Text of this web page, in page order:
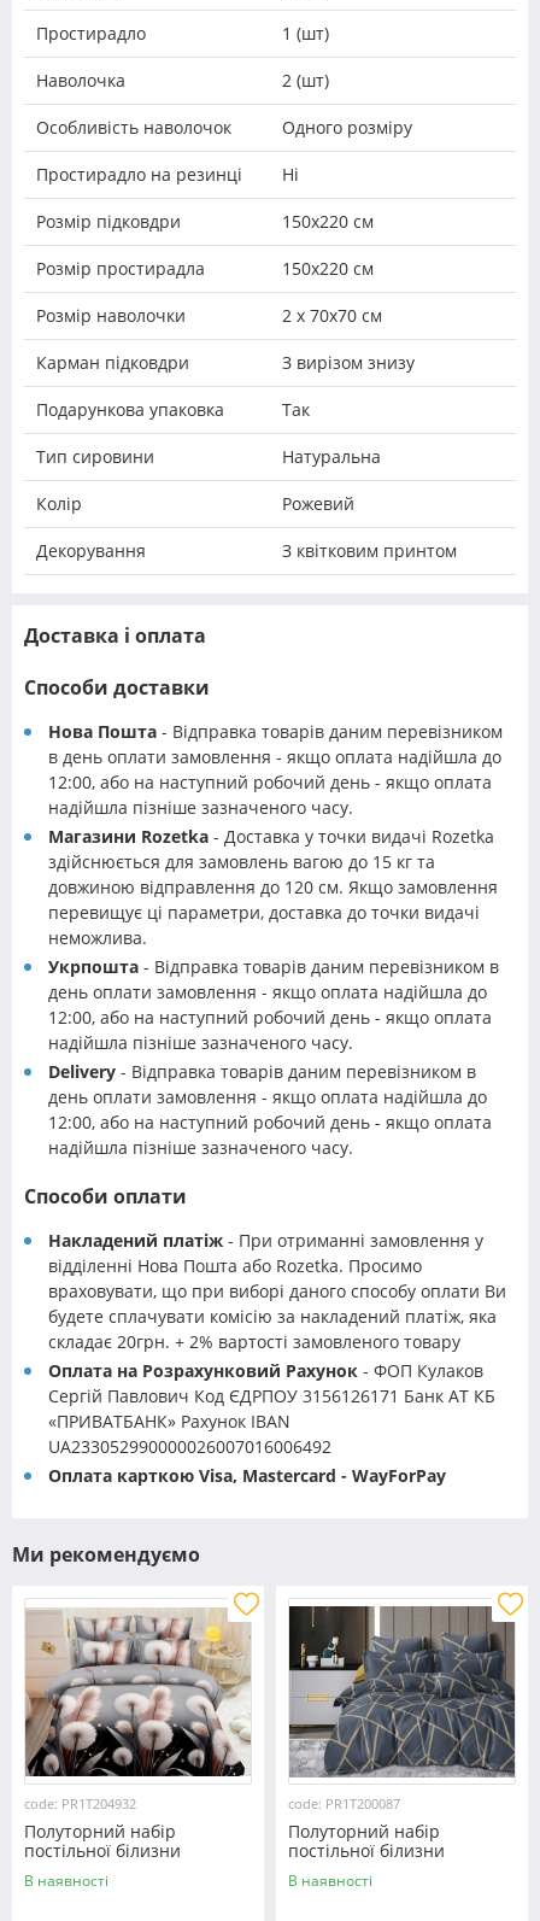
Простирадло 1 (шт)
Наволочка 2 (шт)
Особливість наволочок Одного розміру
Простирадло на резинці Ні
Розмір підковдри 150х220 см
Розмір простирадла 150х220 см
Розмір наволочки 2 х 70х70 см
Карман підковдри З вирізом знизу
Подарункова упаковка Так
Тип сировини Натуральна
Колір Рожевий
Декорування З квітковим принтом
Доставка і оплата
Способи доставки
Нова Пошта - Відправка товарів даним перевізником
в день оплати замовлення - якщо оплата надійшла до
12:00, або на наступний робочий день - якщо оплата
надійшла пізніше зазначеного часу.
Магазини Rozetka - Доставка у точки видачі Rozetka
здійснюється для замовлень вагою до 15 кг та
довжиною відправлення до 120 см. Якщо замовлення
перевищує ці параметри, доставка до точки видачі
неможлива.
Укрпошта - Відправка товарів даним перевізником в
день оплати замовлення - якщо оплата надійшла до
12:00, або на наступний робочий день - якщо оплата
надійшла пізніше зазначеного часу.
Delivery - Відправка товарів даним перевізником в
день оплати замовлення - якщо оплата надійшла до
12:00, або на наступний робочий день - якщо оплата
надійшла пізніше зазначеного часу.
Способи оплати
Накладений платіж - При отриманні замовлення у
відділенні Нова Пошта або Rozetka. Просимо
враховувати, що при виборі даного способу оплати Ви
будете сплачувати комісію за накладений платіж, яка
складає 20грн. + 2% вартості замовленого товару
Оплата на Розрахунковий Рахунок - ФОП Кулаков
Сергій Павлович Код ЄДРПОУ 3156126171 Банк АТ КБ
«ПРИВАТБАНК» Рахунок IBAN
UA233052990000026007016006492
Оплата карткою Visa, Mastercard - WayForPay
Ми рекомендуємо
code: PR1T204932
Полуторний набір
постільної білизни
150*220 із полікотону
№204932 Черешенька™
В наявності
code: PR1T200087
Полуторний набір
постільної білизни
150*220 із полікотону
№200087 Черешенька™
В наявності